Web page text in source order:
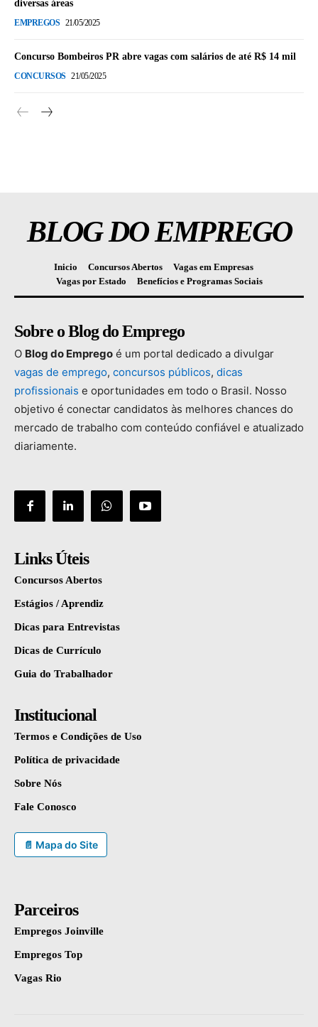
diversas áreas
EMPREGOS 21/05/2025
Concurso Bombeiros PR abre vagas com salários de até R$ 14 mil
CONCURSOS 21/05/2025
BLOG DO EMPREGO
Inicio Concursos Abertos
Vagas em Empresas
Vagas por Estado
Benefícios e Programas Sociais
Sobre o Blog do Emprego
O Blog do Emprego é um portal dedicado a divulgar
vagas de emprego, concursos públicos, dicas
profissionais e oportunidades em todo o Brasil. Nosso
objetivo é conectar candidatos às melhores chances do
mercado de trabalho com conteúdo confiável e atualizado
diariamente.
Links Úteis
Concursos Abertos
Estágios / Aprendiz
Dicas para Entrevistas
Dicas de Currículo
Guia do Trabalhador
Institucional
Termos e Condições de Uso
Política de privacidade
Sobre Nós
Fale Conosco
📄 Mapa do Site
Parceiros
Empregos Joinville
Empregos Top
Vagas Rio